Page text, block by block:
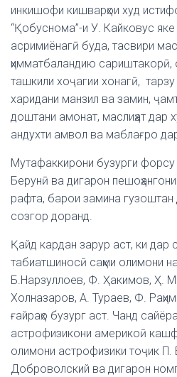
инкишофи кишварҳои худ
“Қобуснома”-и У. Кайковус яке
асримиёнагӣ буда, тасвири
ҳимматбаландию сариштакорӣ,
ташкили хоҷагии хонагӣ, тарзу
харидани манзил ва замин,
доштани амонат, маслиҳат дар
андухти амвол ва маблағро
Мутафаккирони бузурги
Берунӣ ва дигарон
рафта, барои замина гузоштан
созгор доранд.
Қайд кардан зарур аст, ки дар
табиатшиносӣ саҳми олимони
Б.Нарзуллоев, Ф. Ҳакимов, Ҳ.
Холназаров, А. Тураев, Ф.
ғайраҳо бузург аст. Чанд
астрофизикони америкоӣ
олимони астрофизики тоҷик
Доброволский ва дигарон